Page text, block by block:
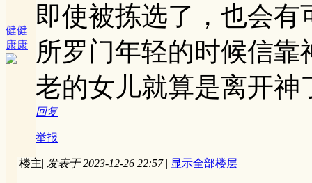
健健
康康
即使被拣选了，也会有
所罗门年轻的时候信
老的女儿就算是离开神
回复
举报
楼主| 发表于 2023-12-26 22:57 | 显示全部楼层